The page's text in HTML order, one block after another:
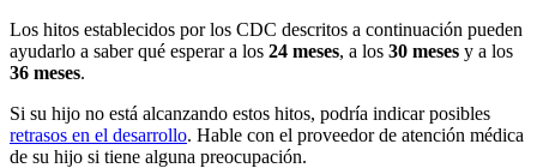
Los hitos establecidos por los CDC descritos a continuación pueden
ayudarlo a saber qué esperar a los 24 meses, a los 30 meses y a los
36 meses.
Si su hijo no está alcanzando estos hitos, podría indicar posibles
retrasos en el desarrollo. Hable con el proveedor de atención médica
de su hijo si tiene alguna preocupación.